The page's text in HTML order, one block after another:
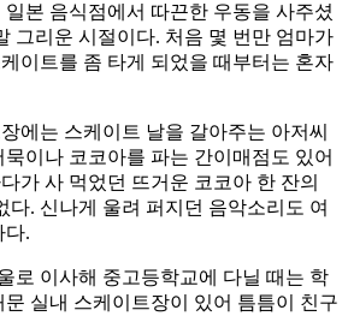
본 음식점에서 따끈한 우동을 사주셨
그리운 시절이다. 처음 몇 번만 엄마가
이트를 좀 타게 되었을 때부터는 혼자
에는 스케이트 날을 갈아주는 아저씨
이나 코코아를 파는 간이매점도 있어
가 사 먹었던 뜨거운 코코아 한 잔의
다. 신나게 울려 퍼지던 음악소리도 여
다.
로 이사해 중고등학교에 다닐 때는 학
실내 스케이트장이 있어 틈틈이 친구